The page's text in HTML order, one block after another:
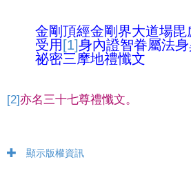
金剛頂經金剛界大道場
受用 [1]身內證智眷屬法
祕密三摩地禮懺文
[2]亦名三十七尊禮懺文。
顯示版權資訊